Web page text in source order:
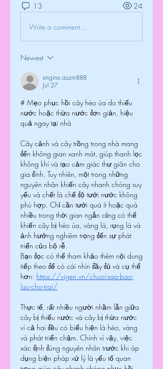
13 24
Write a comment...
Newest
engine.aszm888
Jul 27
# Mẹo phục hồi cây héo úa do thiếu
nước hoặc thừa nước đơn giản, hiệu
quả ngay tại nhà
Cây cảnh và cây trồng trong nhà mang
đến không gian xanh mát, giúp thanh lọc
không khí và tạo cảm giác thư giãn cho
gia đình. Tuy nhiên, một trong những
nguyên nhân khiến cây nhanh chóng suy
yếu và chết là chế độ tưới nước không
phù hợp. Chỉ cần tưới quá ít hoặc quá
nhiều trong thời gian ngắn cũng có thể
khiến cây bị héo úa, vàng lá, rụng lá và
ảnh hưởng nghiêm trọng đến sự phát
triển của bộ rễ.
Bạn đọc có thể tham khảo thêm nội dung
tiếp theo để có cái nhìn đầy đủ và cụ thể
hơn: https://vigen.vn/chuoi-sap-bao-
lau-cho-trai/
Thực tế, rất nhiều người nhầm lẫn giữa
cây bị thiếu nước và cây bị thừa nước
vì cả hai đều có biểu hiện lá héo, vàng
và phát triển chậm. Chính vì vậy, việc
xác định đúng nguyên nhân trước khi áp
dụng biện pháp xử lý là yếu tố quan